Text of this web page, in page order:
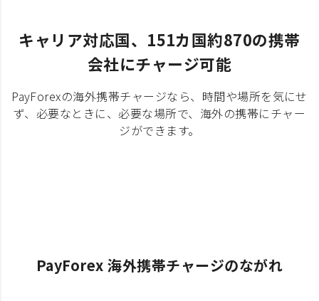
キャリア対応国、151カ国約870の携帯
会社にチャージ可能
PayForexの海外携帯チャージなら、時間や場所を気にせ
ず、必要なときに、必要な場所で、海外の携帯にチャー
ジができます。
PayForex 海外携帯チャージのながれ